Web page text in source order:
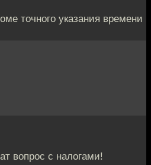
точного указания времени
вопрос с налогами!